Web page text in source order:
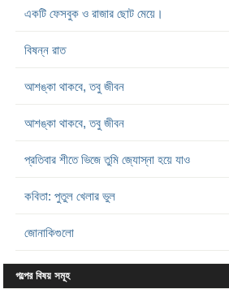
একটি ফেসবুক ও রাজার ছোট মেয়ে।
বিষন্ন রাত
আশঙ্কা থাকবে, তবু জীবন
আশঙ্কা থাকবে, তবু জীবন
প্রতিবার শীতে ভিজে তুমি জ্যোস্না হয়ে যাও
কবিতা: পুতুল খেলার ভুল
জোনাকিগুলো
গল্পের বিষয় সমূহ